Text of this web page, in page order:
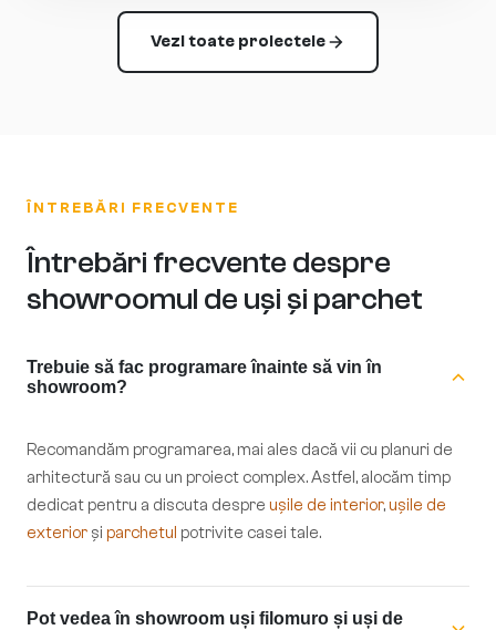
Vezi toate proiectele
ÎNTREBĂRI FRECVENTE
Întrebări frecvente despre
showroomul de uși și parchet
Trebuie să fac programare înainte să vin în
showroom?
Recomandăm programarea, mai ales dacă vii cu planuri de
arhitectură sau cu un proiect complex. Astfel, alocăm timp
dedicat pentru a discuta despre ușile de interior,ușile de
exterior și parchetul potrivite casei tale.
Pot vedea în showroom uși filomuro și uși de